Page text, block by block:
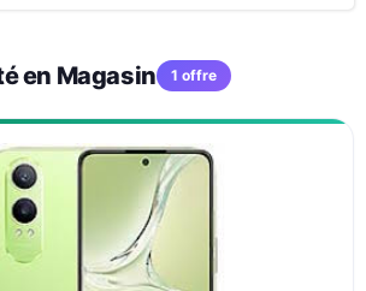
en Magasin 1 offre